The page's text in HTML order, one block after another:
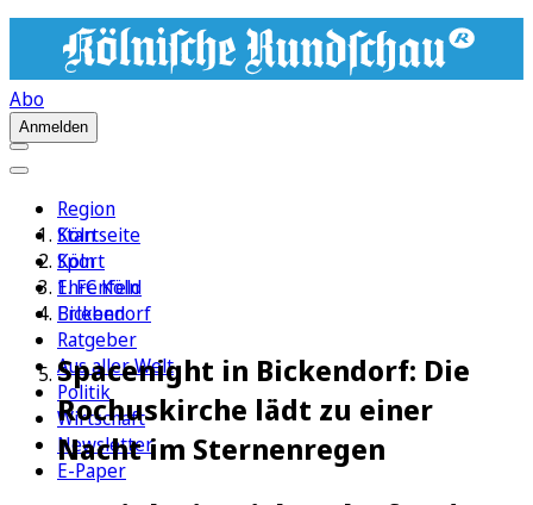
Abo
Anmelden
Region
Köln
Sport
1. FC Köln
Erleben
Ratgeber
Aus aller Welt
Politik
Wirtschaft
Newsletter
E-Paper
Startseite
Köln
Ehrenfeld
Bickendorf
Spacenight in Bickendorf: Die
Rochuskirche lädt zu einer
Nacht im Sternenregen